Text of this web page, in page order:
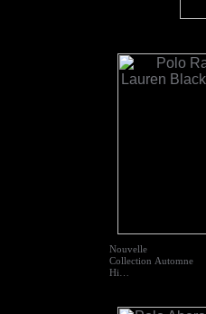
Nouvelle
Collection Automne
Hi…